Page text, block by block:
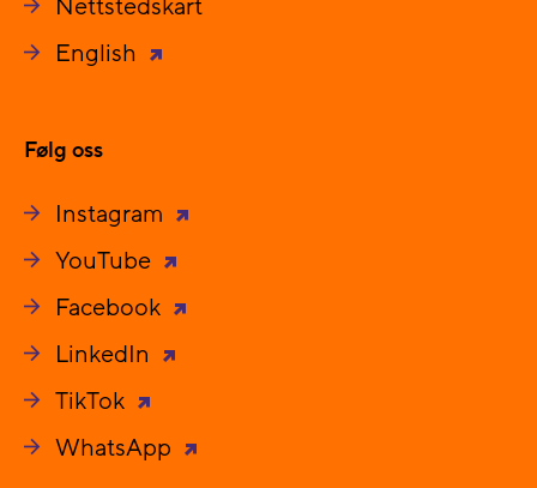
Nettstedskart
English
Følg oss
Instagram
YouTube
Facebook
LinkedIn
TikTok
WhatsApp